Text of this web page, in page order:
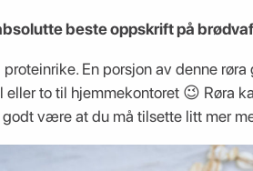
beste oppskrift på
En porsjon av denne
eller to til hjemmekontoret 😉 Røra
være at du må tilsette litt mer